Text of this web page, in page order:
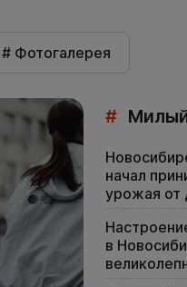
# Фотогалерея
#
начал
урожая от
в